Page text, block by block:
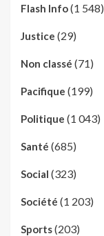
Flash Info(1 548)
Justice (29)
Non classé (71)
Pacifique (199)
Politique (1 043)
Santé (685)
Social (323)
Société (1 203)
Sports(203)